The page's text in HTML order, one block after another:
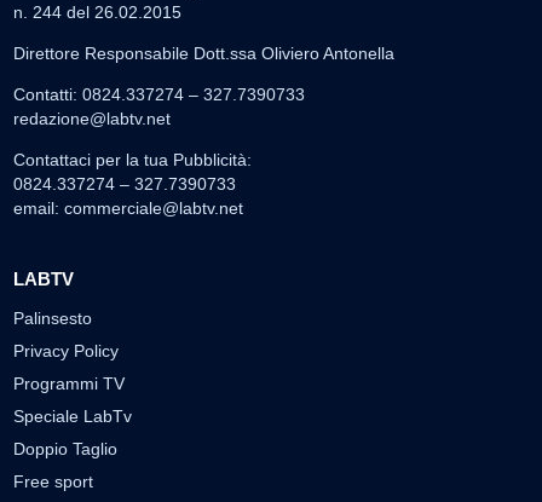
n. 244 del 26.02.2015
Direttore Responsabile Dott.ssa Oliviero Antonella
Contatti: 0824.337274 – 327.7390733
redazione@labtv.net
Contattaci per la tua Pubblicità:
0824.337274 – 327.7390733
email: commerciale@labtv.net
LABTV
Palinsesto
Privacy Policy
Programmi TV
Speciale LabTv
Doppio Taglio
Free sport